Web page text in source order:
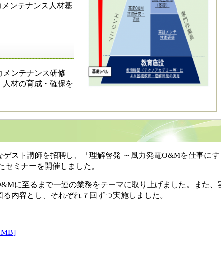
ンテナンス人材基
ンテナンス研修
材の育成・確保を
スト講師を招聘し、「理解啓発 ～風力発電O&Mを仕事にす
ミナーを開催しました。
に至るまで一連の業務をテーマに取り上げました。また、
内容とし、それぞれ７回ずつ実施しました。